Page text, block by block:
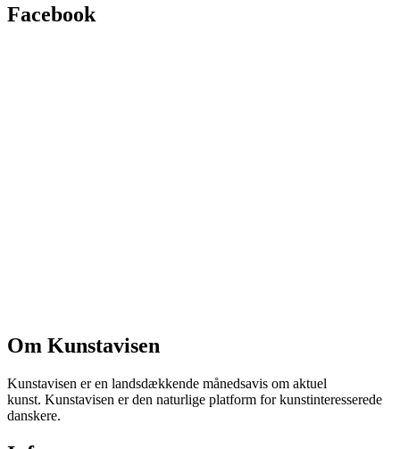
Facebook
Om Kunstavisen
Kunstavisen er en landsdækkende månedsavis om aktuel
kunst. Kunstavisen er den naturlige platform for kunstinteresserede
danskere.